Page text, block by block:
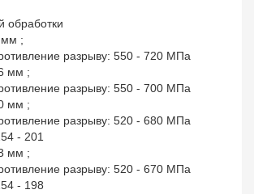
обработки
мм ;
разрыву: 550 - 720 МПа
мм ;
разрыву: 550 - 700 МПа
мм ;
разрыву: 520 - 680 МПа
- 201
мм ;
разрыву: 520 - 670 МПа
- 198